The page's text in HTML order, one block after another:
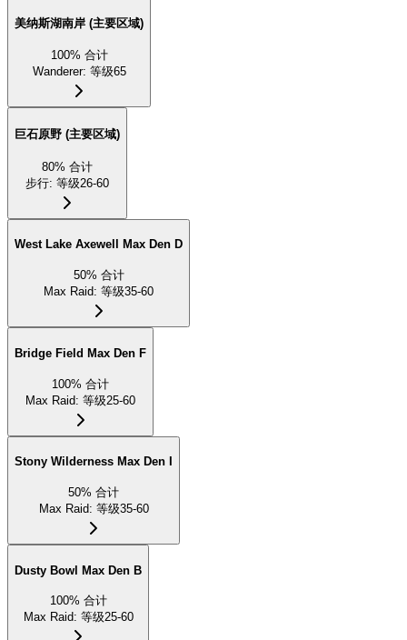
美纳斯湖南岸 (主要区域)
100% 合计
Wanderer: 等级65
巨石原野 (主要区域)
80% 合计
步行: 等级26-60
West Lake Axewell Max Den D
50% 合计
Max Raid: 等级35-60
Bridge Field Max Den F
100% 合计
Max Raid: 等级25-60
Stony Wilderness Max Den I
50% 合计
Max Raid: 等级35-60
Dusty Bowl Max Den B
100% 合计
Max Raid: 等级25-60